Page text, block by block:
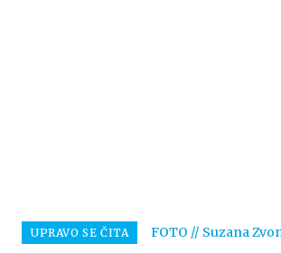
UPRAVO SE ČITA FOTO // Suzana